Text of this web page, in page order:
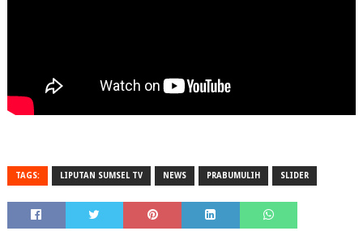
TAGS: LIPUTAN SUMSEL TV NEWS PRABUMULIH SLIDER